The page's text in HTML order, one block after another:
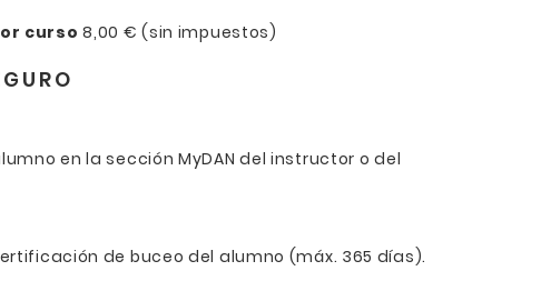
curso 8,00 € (sin impuestos)
en la sección MyDAN del instructor o del
de buceo del alumno (máx. 365 días).